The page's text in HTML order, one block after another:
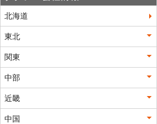
北海道
東北
関東
中部
近畿
中国